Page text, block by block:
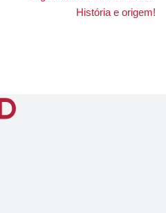
História e origem!